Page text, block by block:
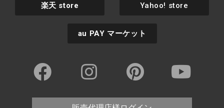
楽天 store Yahoo! store
au PAY マーケット